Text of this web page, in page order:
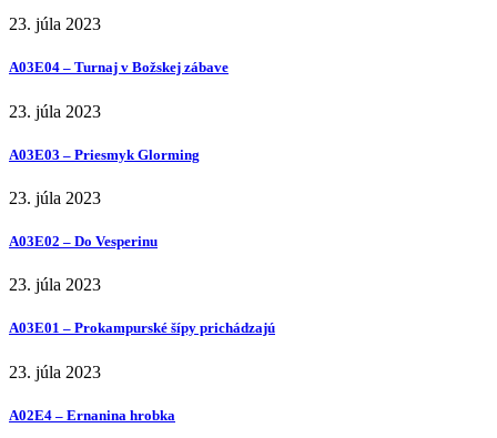
23. júla 2023
A03E04 – Turnaj v Božskej zábave
23. júla 2023
A03E03 – Priesmyk Glorming
23. júla 2023
A03E02 – Do Vesperinu
23. júla 2023
A03E01 – Prokampurské šípy prichádzajú
23. júla 2023
A02E4 – Ernanina hrobka